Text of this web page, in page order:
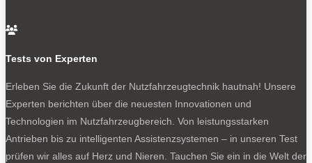

Tests von Experten
Erleben Sie die Zukunft der Nutzfahrzeugtechnik hautnah! Unsere
Experten berichten über die neuesten Innovationen und
Technologien im Nutzfahrzeugbereich. Von leistungsstarken
Antrieben bis zu intelligenten Assistenzsystemen – in unseren Test
prüfen wir alles auf Herz und Nieren. Tauchen Sie ein in die Welt der